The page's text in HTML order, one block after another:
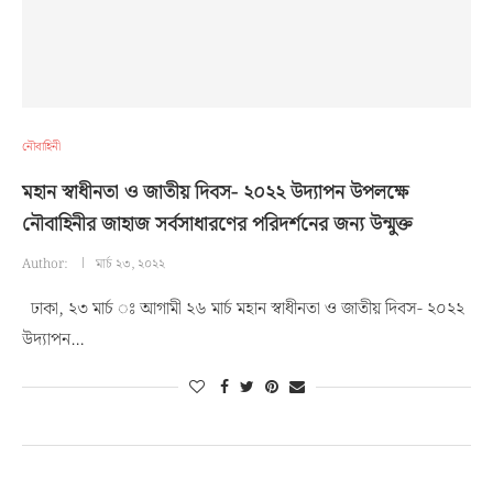
নৌবাহিনী
মহান স্বাধীনতা ও জাতীয় দিবস- ২০২২ উদ্যাপন উপলক্ষে
নৌবাহিনীর জাহাজ সর্বসাধারণের পরিদর্শনের জন্য উন্মুক্ত
Author: মার্চ ২৩, ২০২২
ঢাকা, ২৩ মার্চ ঃ আগামী ২৬ মার্চ মহান স্বাধীনতা ও জাতীয় দিবস- ২০২২
উদ্যাপন…